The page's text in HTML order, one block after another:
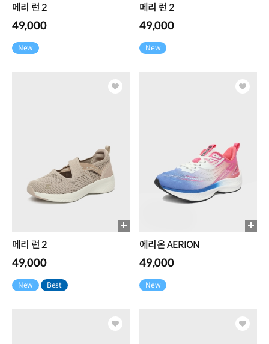
메리 런 2
49,000
New
메리 런 2
49,000
New
메리 런 2
49,000
New Best
에리온 AERION
49,000
New